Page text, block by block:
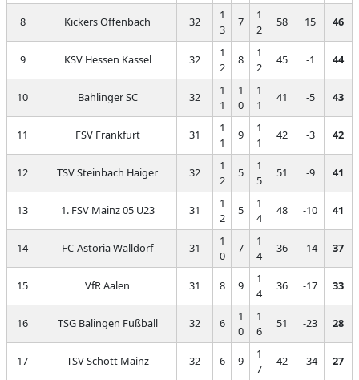
8 Kickers Offenbach 32
1
3
7
1
2
58 15 46
9 KSV Hessen Kassel 32
1
2
8
1
2
45 -1 44
10 Bahlinger SC 32
1
1
1
0
1
1
41 -5 43
11 FSV Frankfurt 31
1
1
9
1
1
42 -3 42
12 TSV Steinbach Haiger 32
1
2
5
1
5
51 -9 41
13 1. FSV Mainz 05 U23 31
1
2
5
1
4
48 -10 41
14 FC-Astoria Walldorf 31
1
0
7
1
4
36 -14 37
15 VfR Aalen 31 8 9
1
4
36 -17 33
16 TSG Balingen Fußball 32 6
1
0
1
6
51 -23 28
17 TSV Schott Mainz 32 6 9
1
7
42 -34 27